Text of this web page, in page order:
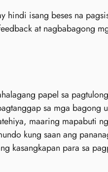
hindi isang beses na
at nagbabagong
papel sa
sa mga bagong
maaring mapabuti
kung saan ang
kasangkapan para sa